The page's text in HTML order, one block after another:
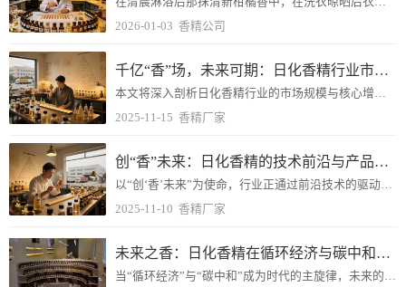
2026-01-03 香精公司
千亿“香”场，未来可期：日化香精行业市场规模与增长动力分析
本文将深入剖析日化香精行业的市场规模与核心增长动力，探寻这片“香”场未来的机遇所在。
2025-11-15 香精厂家
创“香”未来：日化香精的技术前沿与产品创新路径
以“创‘香’未来”为使命，行业正通过前沿技术的驱动与多维度的产品创新，开启一个前所未有的嗅觉新纪元。
2025-11-10 香精厂家
未来之香：日化香精在循环经济与碳中和目标下的创新方向
当“循环经济”与“碳中和”成为时代的主旋律，未来的香气，将不再仅仅关乎嗅觉的愉悦，更是一场关于可持续性、科技与责任的深刻变革。